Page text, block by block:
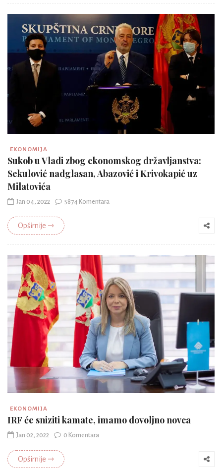
EKONOMIJA
Sukob u Vladi zbog ekonomskog državljanstva:
Sekulović nadglasan, Abazović i Krivokapić uz
Milatovića
Jan 04, 2022 5874 Komentara
Opširnije ⇾
EKONOMIJA
IRF će sniziti kamate, imamo dovoljno novca
Jan 02, 2022 0 Komentara
Opširnije ⇾